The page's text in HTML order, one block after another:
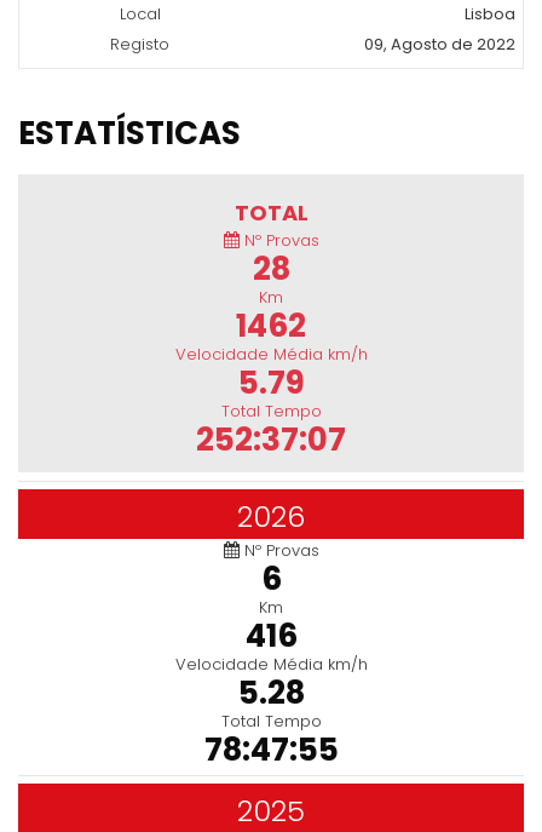
Local
Lisboa
Registo
09, Agosto de 2022
ESTATÍSTICAS
TOTAL
Nº Provas
28
Km
1462
Velocidade Média km/h
5.79
Total Tempo
252:37:07
2026
Nº Provas
6
Km
416
Velocidade Média km/h
5.28
Total Tempo
78:47:55
2025